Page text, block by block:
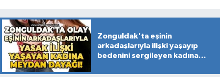
Zonguldak'ta eşinin
arkadaşlarıyla ilişki yaşayıp
bedenini sergileyen kadına